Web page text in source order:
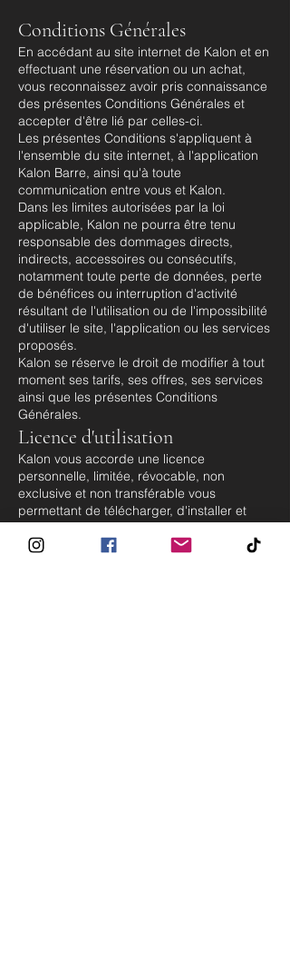
Conditions Générales
En accédant au site internet de Kalon et en
effectuant une réservation ou un achat,
vous reconnaissez avoir pris connaissance
des présentes Conditions Générales et
accepter d'être lié par celles-ci.
Les présentes Conditions s'appliquent à
l'ensemble du site internet, à l'application
Kalon Barre, ainsi qu'à toute
communication entre vous et Kalon.
Dans les limites autorisées par la loi
applicable, Kalon ne pourra être tenu
responsable des dommages directs,
indirects, accessoires ou consécutifs,
notamment toute perte de données, perte
de bénéfices ou interruption d'activité
résultant de l'utilisation ou de l'impossibilité
d'utiliser le site, l'application ou les services
proposés.
Kalon se réserve le droit de modifier à tout
moment ses tarifs, ses offres, ses services
ainsi que les présentes Conditions
Générales.
Licence d'utilisation
Kalon vous accorde une licence
personnelle, limitée, révocable, non
exclusive et non transférable vous
permettant de télécharger, d'installer et
d'utiliser l'application Kalon Barre
conformément aux présentes Conditions